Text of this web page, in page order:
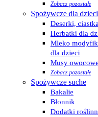
Zobacz pozostałe
Spożywcze dla dzieci
Deserki,
Herbatki dla
Mleko
dla dzieci
Musy
Zobacz pozostałe
Spożywcze suche
Bakalie
Błonnik
Dodatki